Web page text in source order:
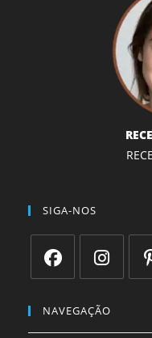
SIGA-NOS
em
uma
em
uma
uma
NAVEGAÇÃO